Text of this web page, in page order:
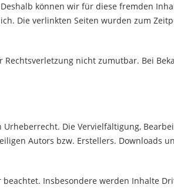
können wir für diese fremden
Die verlinkten Seiten wurden zum
nicht zumutbar. Bei
Die Vervielfältigung,
Autors bzw. Erstellers. Downloads
Insbesondere werden Inhalte